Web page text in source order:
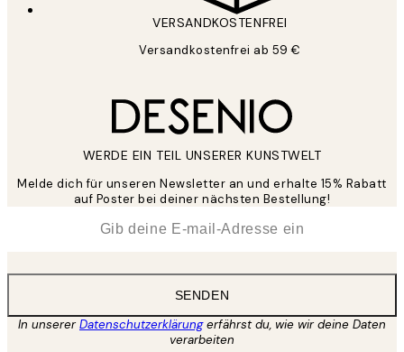
VERSANDKOSTENFREI
Versandkostenfrei ab 59 €
WERDE EIN TEIL UNSERER KUNSTWELT
Melde dich für unseren Newsletter an und erhalte 15% Rabatt
auf Poster bei deiner nächsten Bestellung!
SENDEN
In unsererDatenschutzerklärungerfährst du, wie wir deine Daten
verarbeiten